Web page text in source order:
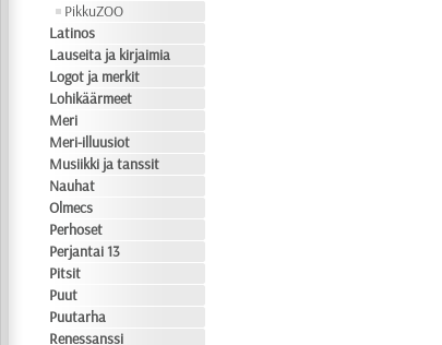
PikkuZOO
Latinos
Lauseita ja kirjaimia
Logot ja merkit
Lohikäärmeet
Meri
Meri-illuusiot
Musiikki ja tanssit
Nauhat
Olmecs
Perhoset
Perjantai 13
Pitsit
Puut
Puutarha
Renessanssi